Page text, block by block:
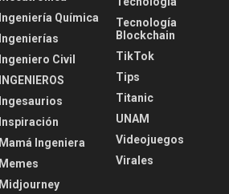
Ingeniería Química
Ingenierías
Ingeniero Civil
INGENIEROS
Ingesaurios
Inspiración
Mamá Ingeniera
Memes
Midjourney
Tecnología
Blockchain
TikTok
Tips
Titanic
UNAM
Videojuegos
Virales